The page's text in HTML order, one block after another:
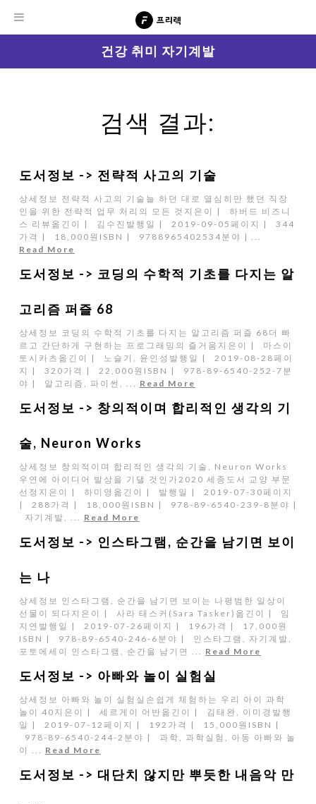
건강 취미 자기계발
검색 결과:
도서정보 -> 전략적 사고의 기술
상세정보 전략적 사고의 기술늘 하던 대로 열심히만 했던 직장
인을 위한 전략적 업무 처리의 모든 것지은이 | 하버드 비즈니
스 리뷰옮긴이 | 김수진발행일 | 2019-09-05페이지 | 344
가격 | 18,000원ISBN | 9788965402534분야 | ...
Read More
도서정보 -> 코딩의 수학적 기초를 다지는 알
고리즘 퍼즐 68
상세정보 코딩의 수학적 기초를 다지는 알고리즘 퍼즐 68더 빠
르고 간단하게 구현하는 프로그래밍의 즐거움지은이 | 마스이
토시카츠옮긴이 | 노슬기, 윤인성발행일 | 2019-08-28페이
지 | 320가격 | 22,000원ISBN | 978-89-6540-252-7분
야 | 알고리즘, 파이썬, ... Read More
도서정보 -> 창의적이며 합리적인 생각의 기
술, Neuron Works
상세정보 창의적이며 합리적인 생각의 기술, Neuron Works
우연에 아이디어 발상을 기댈 것인가2020 세종도서 교양 부문
선정지은이 | 하미영옮긴이 | 발행일 | 2019-07-30페이지
| 288가격 | 18,000원ISBN | 978-89-6540-239-8분야 |
자기계발, ... Read More
도서정보 -> 인스타그램, 순간을 남기면 보이
는 나
상세정보 인스타그램, 순간을 남기면 보이는 나평범한 일상이
선물이 되다지은이 | 사라 태스커(Sara Tasker)옮긴이 | 임
지연발행일 | 2019-07-26페이지 | 196가격 | 17,000원
ISBN | 978-89-6540-246-6분야 | 인스타그램, 자기계발,
포토에세이 인스타그램, 순간을 남기면 ... Read More
도서정보 -> 아빠와 놀이 실험실
상세정보 아빠와 놀이 실험실손쉽게 체험하는 우리 아이 과학
놀이 40지은이 | 세르게이 어반옮긴이 | 김태완, 이미경발행
일 | 2019-07-12페이지 | 192가격 | 15,000원ISBN |
978-89-6540-244-2분야 | 과학, 과학실험, 아동 아빠와 놀
이 ... Read More
도서정보 -> 대단치 않지만 뿌듯한 내음악 만